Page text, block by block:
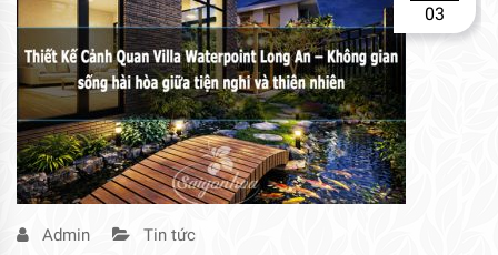
03
Admin Tin tức